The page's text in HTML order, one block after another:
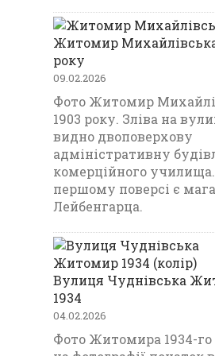
Житомир
року
09.02.2026
Фото Житомир
1903 року. Зліва на
видно двоповерхову
адміністративну
комерційного
першому поверсі є
Лейбенгарца.
Вулиця Чуднівська
1934
04.02.2026
Фото Житомира 1934-го